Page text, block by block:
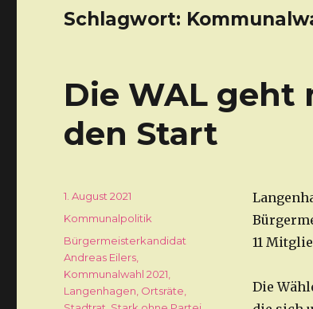
Schlagwort:
Die WAL geht
den Start
11
Die
Veröffentlicht
am
1. August 2021
Kategorien
Kommunalpolitik
Schlagwörter
Bürgermeisterkandidat
Andreas Eilers
Kommunalwahl 2021
Langenhagen Ortsräte